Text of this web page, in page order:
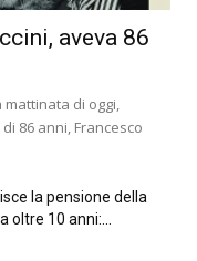
aveva 86
mattinata di oggi,
86 anni, Francesco
la pensione della
10 anni:...